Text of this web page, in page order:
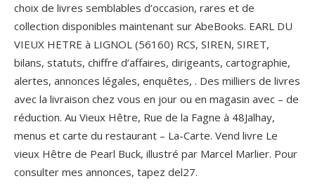
choix de livres semblables d’occasion, rares et de
collection disponibles maintenant sur AbeBooks. EARL DU
VIEUX HETRE à LIGNOL (56160) RCS, SIREN, SIRET,
bilans, statuts, chiffre d’affaires, dirigeants, cartographie,
alertes, annonces légales, enquêtes, . Des milliers de livres
avec la livraison chez vous en jour ou en magasin avec – de
réduction. Au Vieux Hêtre, Rue de la Fagne à 48Jalhay,
menus et carte du restaurant – La-Carte. Vend livre Le
vieux Hêtre de Pearl Buck, illustré par Marcel Marlier. Pour
consulter mes annonces, tapez del27.